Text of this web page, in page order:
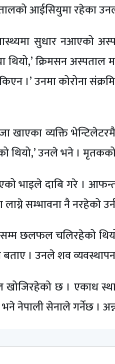
आईसियुमा रहेका
सुधार नआएको
क्रिमसन अस्पताल
।’ उनमा कोरोना
व्यक्ति
उनले भने । मृतकको
भाइले दाबि गरे ।
सम्भावना नै नरहेको
छलफल चलिरहेको
। उनले शव व्यवस्थापन
खोजिरहेको छ । एकाध
नेपाली सेनाले गर्नेछ ।